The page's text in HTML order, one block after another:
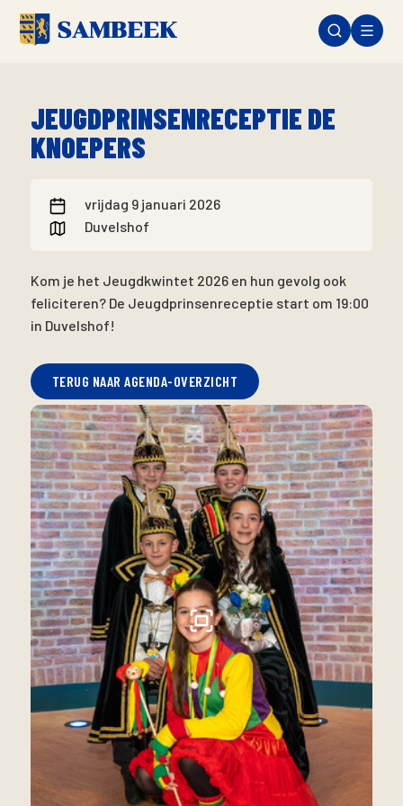
JEUGDPRINSENRECEPTIE DE
KNOEPERS
vrijdag 9 januari 2026
Duvelshof
Kom je het Jeugdkwintet 2026 en hun gevolg ook
feliciteren? De Jeugdprinsenreceptie start om 19:00
in Duvelshof!
TERUG NAAR AGENDA-OVERZICHT